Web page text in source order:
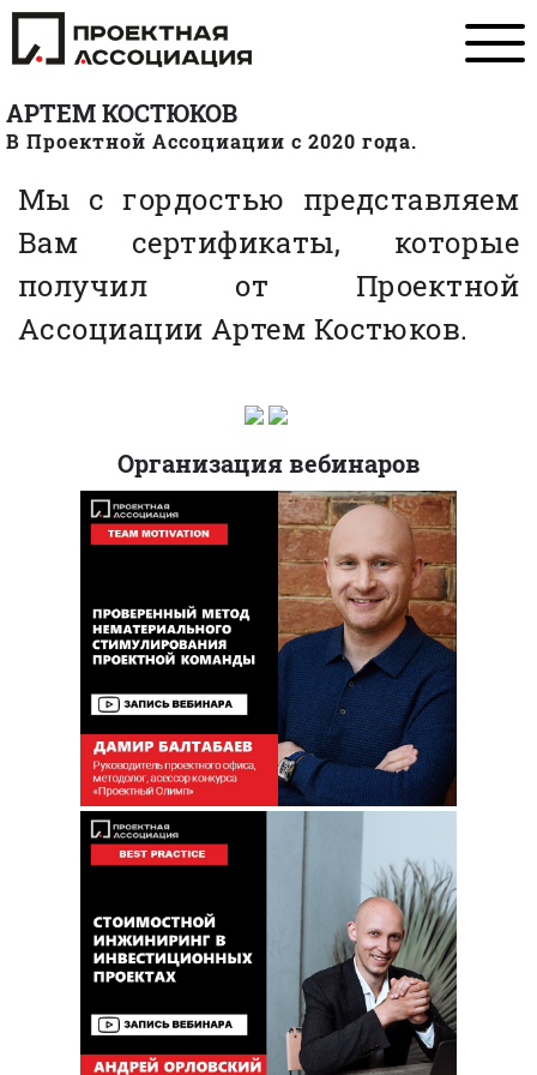
АРТЕМ КОСТЮКОВ
В Проектной Ассоциации с 2020 года.
Мы с гордостью представляем
Вам сертификаты, которые
получил от Проектной
Ассоциации Артем Костюков.
Организация вебинаров